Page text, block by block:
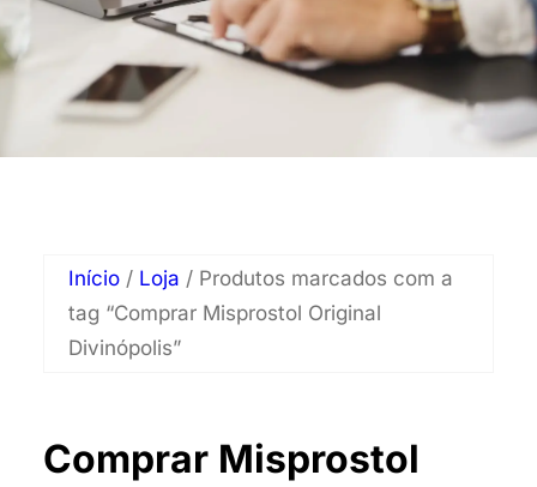
Início / Loja / Produtos marcados com a
tag “Comprar Misprostol Original
Divinópolis”
Comprar Misprostol